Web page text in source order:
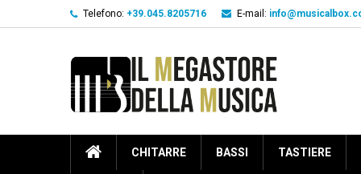
Telefono: +39.045.8205716 E-mail:
CHITARRE BASSI TASTIERE